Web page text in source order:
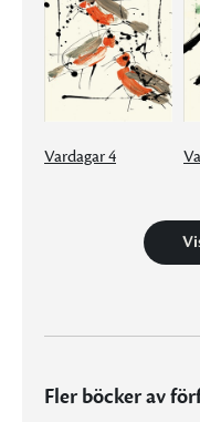
Vardagar 4
Fler böcker av